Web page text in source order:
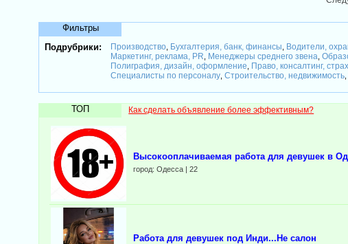
Фильтры
Подрубрики:
Производство Бухгалтерия, банк, финансы Водители,
Маркетинг, реклама, PR Менеджеры среднего звена ,
Полиграфия, дизайн, оформление Право, консалтинг,
Специалисты по персоналу ,Строительство, недвижимость
ТОП Как сделать объявление более эффективным?
Выcокооплачиваeмая работа для девушек в
город: Одесса | 22
Работа для девушек под Инди...Не салон